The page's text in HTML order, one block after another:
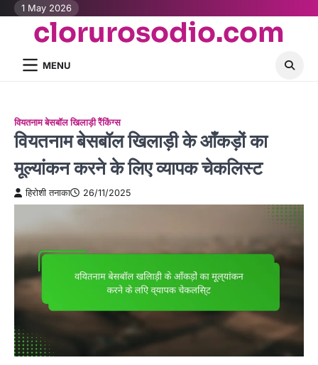
Skip
content
1 May 2026
clorurosodio.com
MENU
वियतनाम बेसबॉल खिलाड़ी रैंकिंग्स
वियतनाम बेसबॉल खिलाड़ी के आँकड़ों का
मूल्यांकन करने के लिए व्यापक चेकलिस्ट
हिरोशी तनाका 26/11/2025